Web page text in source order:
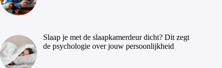
Slaap je met de slaapkamerdeur dicht? Dit zegt
de psychologie over jouw persoonlijkheid